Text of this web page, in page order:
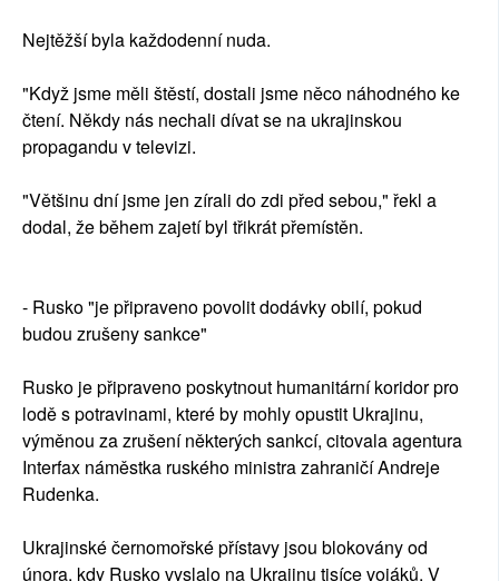
Nejtěžší byla každodenní nuda.
"Když jsme měli štěstí, dostali jsme něco náhodného ke
čtení. Někdy nás nechali dívat se na ukrajinskou
propagandu v televizi.
"Většinu dní jsme jen zírali do zdi před sebou," řekl a
dodal, že během zajetí byl třikrát přemístěn.
- Rusko "je připraveno povolit dodávky obilí, pokud
budou zrušeny sankce"
Rusko je připraveno poskytnout humanitární koridor pro
lodě s potravinami, které by mohly opustit Ukrajinu,
výměnou za zrušení některých sankcí, citovala agentura
Interfax náměstka ruského ministra zahraničí Andreje
Rudenka.
Ukrajinské černomořské přístavy jsou blokovány od
února, kdy Rusko vyslalo na Ukrajinu tisíce vojáků. V